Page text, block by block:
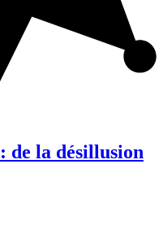
la désillusion